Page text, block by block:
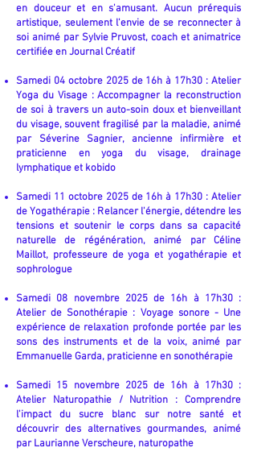
en douceur et en s'amusant. Aucun prérequis
artistique, seulement l'envie de se reconnecter à
soi animé par Sylvie Pruvost, coach et animatrice
certifiée en Journal Créatif
Samedi 04 octobre 2025 de 16h à 17h30 : Atelier
Yoga du Visage : Accompagner la reconstruction
de soi à travers un auto-soin doux et bienveillant
du visage, souvent fragilisé par la maladie, animé
par Séverine Sagnier, ancienne infirmière et
praticienne en yoga du visage, drainage
lymphatique et kobido
Samedi 11 octobre 2025 de 16h à 17h30 : Atelier
de Yogathérapie : Relancer l'énergie, détendre les
tensions et soutenir le corps dans sa capacité
naturelle de régénération, animé par Céline
Maillot, professeure de yoga et yogathérapie et
sophrologue
Samedi 08 novembre 2025 de 16h à 17h30 :
Atelier de Sonothérapie : Voyage sonore - Une
expérience de relaxation profonde portée par les
sons des instruments et de la voix, animé par
Emmanuelle Garda, praticienne en sonothérapie
Samedi 15 novembre 2025 de 16h à 17h30 :
Atelier Naturopathie / Nutrition : Comprendre
l'impact du sucre blanc sur notre santé et
découvrir des alternatives gourmandes, animé
par Laurianne Verscheure, naturopathe